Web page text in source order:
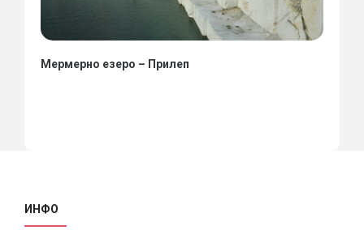
Мермерно езеро – Прилеп
ИНФО